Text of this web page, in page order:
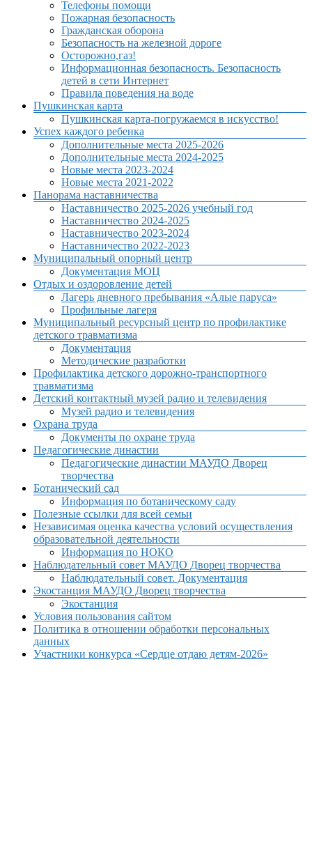
Телефоны помощи
Пожарная безопасность
Гражданская оборона
Безопасность на железной дороге
Осторожно,газ!
Информационная безопасность. Безопасность
детей в сети Интернет
Правила поведения на воде
Пушкинская карта
Пушкинская карта-погружаемся в искусство!
Успех каждого ребенка
Дополнительные места 2025-2026
Дополнительные места 2024-2025
Новые места 2023-2024
Новые места 2021-2022
Панорама наставничества
Наставничество 2025-2026 учебный год
Наставничество 2024-2025
Наставничество 2023-2024
Наставничество 2022-2023
Муниципальный опорный центр
Документация МОЦ
Отдых и оздоровление детей
Лагерь дневного пребывания «Алые паруса»
Профильные лагеря
Муниципальный ресурсный центр по профилактике
детского травматизма
Документация
Методические разработки
Профилактика детского дорожно-транспортного
травматизма
Детский контактный музей радио и телевидения
Музей радио и телевидения
Охрана труда
Документы по охране труда
Педагогические династии
Педагогические династии МАУДО Дворец
творчества
Ботанический сад
Информация по ботаническому саду
Полезные ссылки для всей семьи
Независимая оценка качества условий осуществления
образовательной деятельности
Информация по НОКО
Наблюдательный совет МАУДО Дворец творчества
Наблюдательный совет. Документация
Экостанция МАУДО Дворец творчества
Экостанция
Условия пользования сайтом
Политика в отношении обработки персональных
данных
Участники конкурса «Сердце отдаю детям-2026»